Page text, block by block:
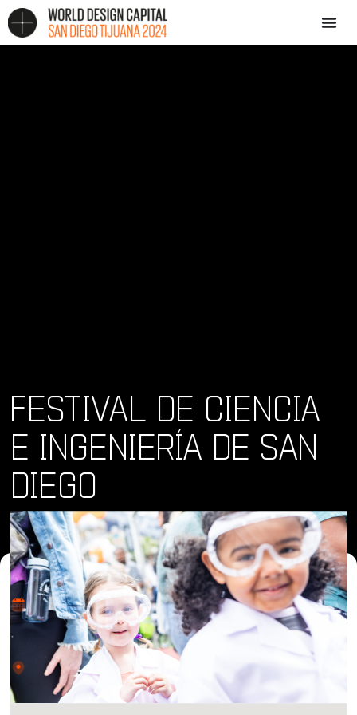
FESTIVAL DE CIENCIA
E INGENIERÍA DE SAN
DIEGO
Dónde y Cuándo
sáb 2 mar 2024
2101 Stadium Way San Diego, CA 92108